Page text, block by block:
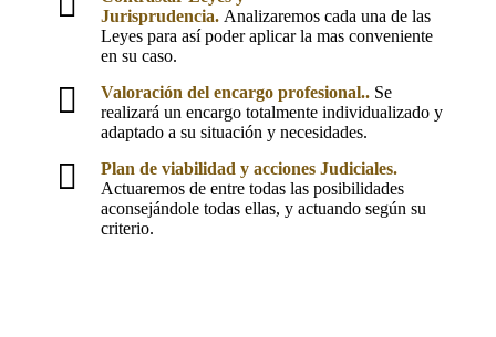
Jurisprudencia. Analizaremos cada una de las
Leyes para así poder aplicar la mas conveniente
en su caso.
Valoración del encargo profesional.. Se
realizará un encargo totalmente individualizado y
adaptado a su situación y necesidades.
Plan de viabilidad y acciones Judiciales.
Actuaremos de entre todas las posibilidades
aconsejándole todas ellas, y actuando según su
criterio.